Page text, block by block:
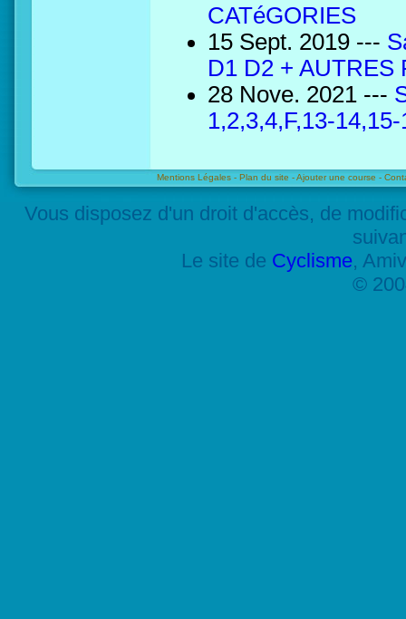
CATéGORIES
15 Sept. 2019 ---
D1 D2 + AUTRES
28 Nove. 2021 ---
1,2,3,4,F,13-
Mentions Légales - Plan du site -Ajouter une course -
Vous disposez d'un droit d'accès, de
Le site de Cyclisme,
©